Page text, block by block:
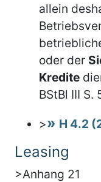
allein
oder der
Kredite
BStBl III S.
>
H 4.2
Leasing
>Anhang 21